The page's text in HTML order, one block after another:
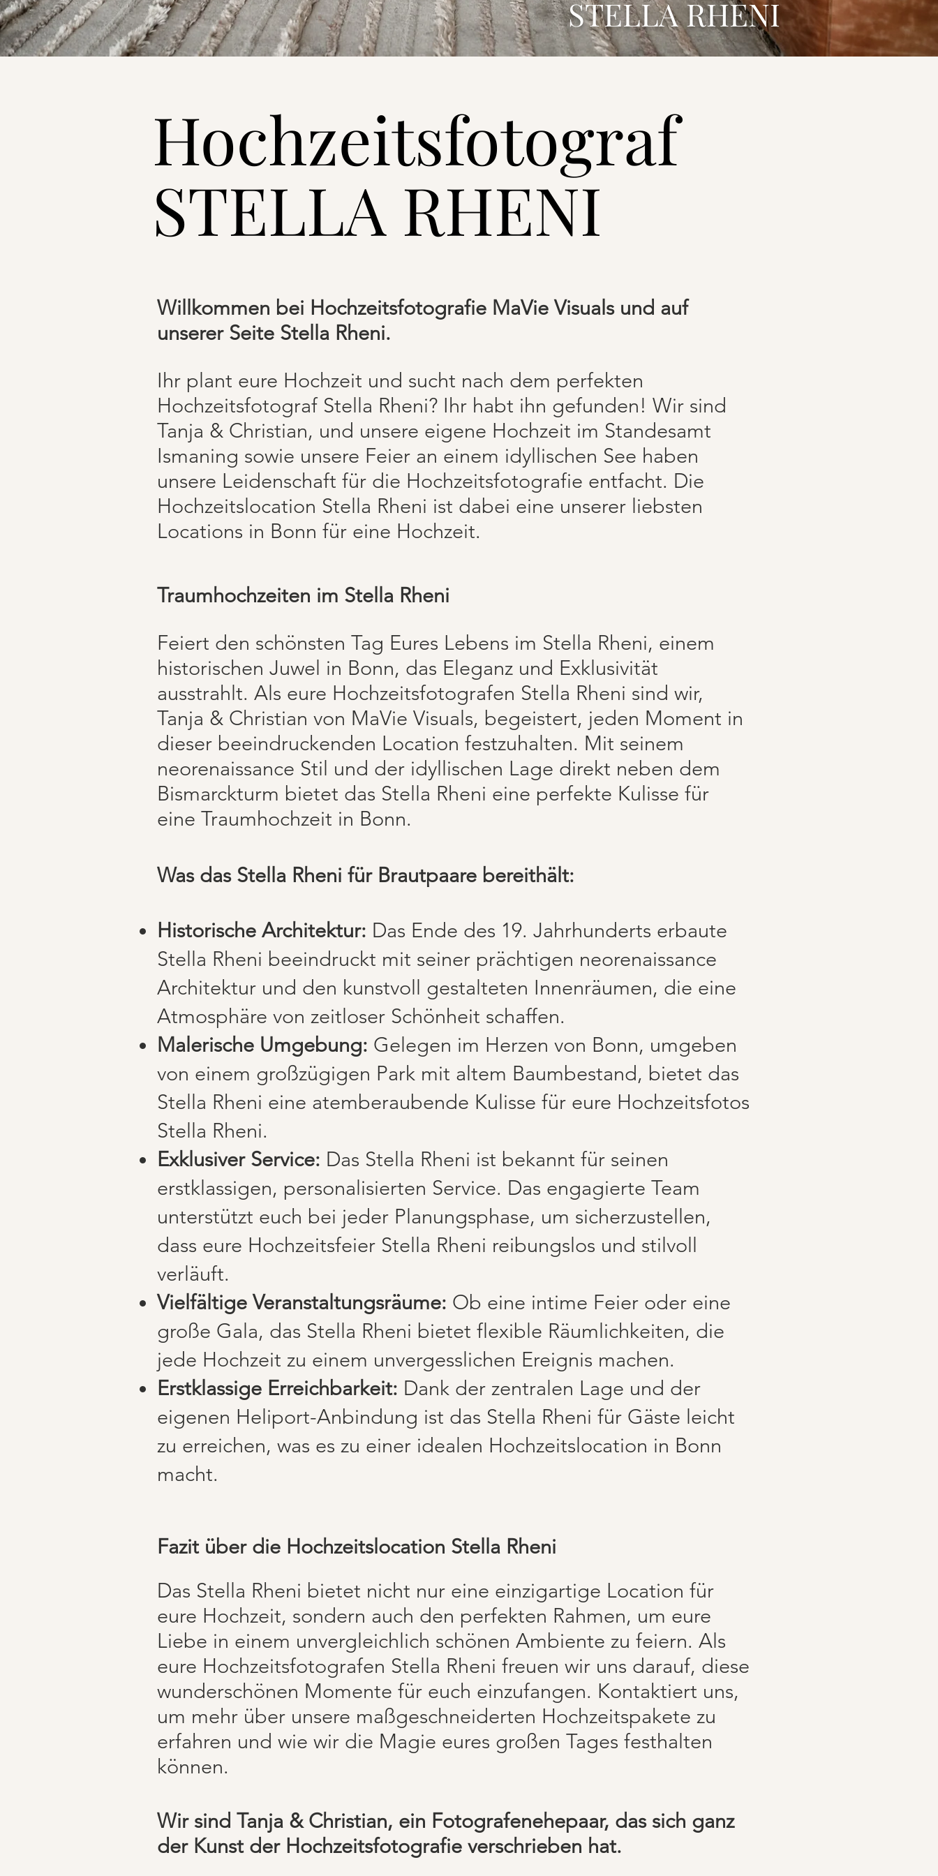
STELLA RHENI
Hochzeitsfotograf
STELLA RHENI
Willkommen bei Hochzeitsfotografie MaVie Visuals und auf
unserer Seite Stella Rheni.
Ihr plant eure Hochzeit und sucht nach dem perfekten
Hochzeitsfotograf Stella Rheni? Ihr habt ihn gefunden! Wir sind
Tanja & Christian, und unsere eigene Hochzeit im Standesamt
Ismaning sowie unsere Feier an einem idyllischen See haben
unsere Leidenschaft für die Hochzeitsfotografie entfacht. Die
Hochzeitslocation Stella Rheni ist dabei eine unserer liebsten
Locations in Bonn für eine Hochzeit.
Traumhochzeiten im Stella Rheni
Feiert den schönsten Tag Eures Lebens im Stella Rheni, einem
historischen Juwel in Bonn, das Eleganz und Exklusivität
ausstrahlt. Als eure Hochzeitsfotografen Stella Rheni sind wir,
Tanja & Christian von MaVie Visuals, begeistert, jeden Moment in
dieser beeindruckenden Location festzuhalten. Mit seinem
neorenaissance Stil und der idyllischen Lage direkt neben dem
Bismarckturm bietet das Stella Rheni eine perfekte Kulisse für
eine Traumhochzeit in Bonn.
Was das Stella Rheni für Brautpaare bereithält:
Historische Architektur: Das Ende des 19. Jahrhunderts erbaute
Stella Rheni beeindruckt mit seiner prächtigen neorenaissance
Architektur und den kunstvoll gestalteten Innenräumen, die eine
Atmosphäre von zeitloser Schönheit schaffen.
Malerische Umgebung: Gelegen im Herzen von Bonn, umgeben
von einem großzügigen Park mit altem Baumbestand, bietet das
Stella Rheni eine atemberaubende Kulisse für eure Hochzeitsfotos
Stella Rheni.
Exklusiver Service: Das Stella Rheni ist bekannt für seinen
erstklassigen, personalisierten Service. Das engagierte Team
unterstützt euch bei jeder Planungsphase, um sicherzustellen,
dass eure Hochzeitsfeier Stella Rheni reibungslos und stilvoll
verläuft.
Vielfältige Veranstaltungsräume: Ob eine intime Feier oder eine
große Gala, das Stella Rheni bietet flexible Räumlichkeiten, die
jede Hochzeit zu einem unvergesslichen Ereignis machen.
Erstklassige Erreichbarkeit: Dank der zentralen Lage und der
eigenen Heliport-Anbindung ist das Stella Rheni für Gäste leicht
zu erreichen, was es zu einer idealen Hochzeitslocation in Bonn
macht.
Fazit über die Hochzeitslocation Stella Rheni
Das Stella Rheni bietet nicht nur eine einzigartige Location für
eure Hochzeit, sondern auch den perfekten Rahmen, um eure
Liebe in einem unvergleichlich schönen Ambiente zu feiern. Als
eure Hochzeitsfotografen Stella Rheni freuen wir uns darauf, diese
wunderschönen Momente für euch einzufangen. Kontaktiert uns,
um mehr über unsere maßgeschneiderten Hochzeitspakete zu
erfahren und wie wir die Magie eures großen Tages festhalten
können.
Wir sind Tanja & Christian, ein Fotografenehepaar, das sich ganz
der Kunst der Hochzeitsfotografie verschrieben hat.